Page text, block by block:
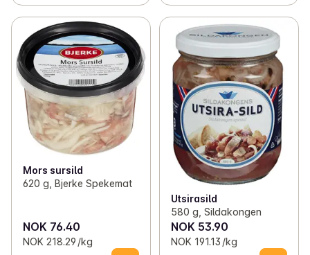
Mors sursild
620 g, Bjerke Spekemat
NOK 76.40
NOK 218.29 /kg
Utsirasild
580 g, Sildakongen
NOK 53.90
NOK 191.13 /kg